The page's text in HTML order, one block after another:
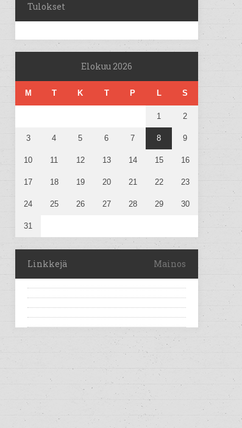
Tulokset
Elokuu 2026
M T K T P L S
1 2
3 4 5 6 7 8 9
10 11 12 13 14 15 16
17 18 19 20 21 22 23
24 25 26 27 28 29 30
31
Linkkejä Mainos